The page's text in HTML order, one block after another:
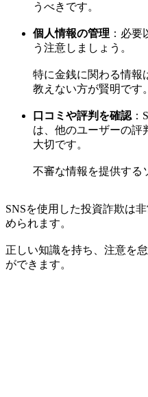
うべきです。
個人情報の管理 ：必
う注意しましょう。
特に金銭に関わる情報
教えない方が賢明です。
口コミや評判を確認
は、他のユーザーの評
大切です。
不審な情報を提供する
SNSを使用した投資詐欺は
められます。
正しい知識を持ち、注意を
ができます。